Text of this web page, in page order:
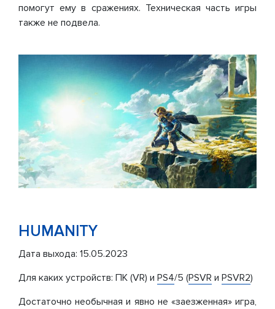
помогут ему в сражениях. Техническая часть игры
также не подвела.
HUMANITY
Дата выхода: 15.05.2023
Для каких устройств: ПК (VR) и PS4/5 (PSVR и PSVR2)
Достаточно необычная и явно не «заезженная» игра,